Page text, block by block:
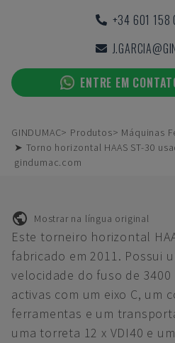
+34 601 158
ENTRE EM
GINDUMAC Produtos
Máquinas
➤ Torno horizontal HAAS ST-30
gindumac.com
Mostrar na língua original
Este torneiro horizontal
fabricado em 2011. Possui
velocidade do fuso de
activas com um eixo C, um
ferramentas e um
uma torreta 12 x VDI40 e